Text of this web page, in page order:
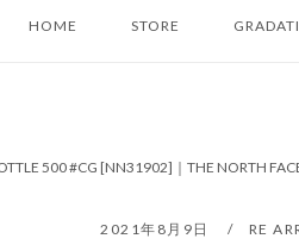
HOME STORE
500 #CG [NN31902]｜THE NORTH
2021年8月9日 RE